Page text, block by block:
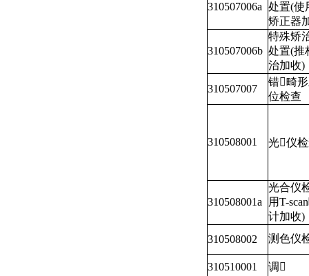
310507006a 处置(使
矫正器
310507006b
特殊矫
处置(推
治加收)
310507007
错畸
位检查
310508001 光仪
310508001a
光合仪
用T-
计加收)
310508002
测色仪
310510001 调